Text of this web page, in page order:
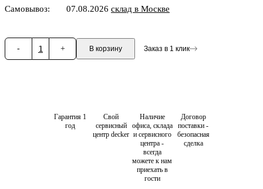
Самовывоз:
07.08.2026 склад в Москве
- 1 + В корзину Заказ в 1 клик
Гарантия 1
год
Свой
сервисный
центр decker
Наличие
офиса, склада
и сервисного
центра -
всегда
можете к нам
приехать в
гости
Договор
поставки -
безопасная
сделка